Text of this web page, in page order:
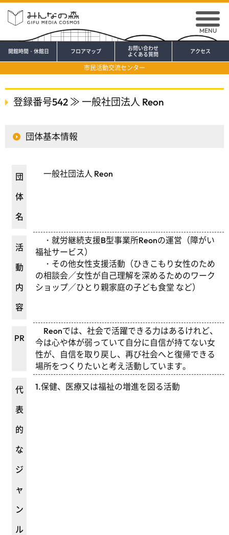
アクセス
開館時間・休館日 フロアマップ
お問い合わせ
よくある質問
市民活動交流センター
MENU
登録番号542 ≫ 一般社団法人 Reon
団体基本情報
団
体
名
一般社団法人 Reon
活
動
内
容
・就労継続支援B型事業所Reonの運営（障がい
福祉サービス）
・その他女性支援活動（ひきこもり女性のため
の相談会／女性が自己理解を深めるためのワーク
ショップ／ひとり親家庭の子ども食堂 など）
PR
Reonでは、社会で活躍できる力はあるけれど、
今は心や体が弱っていて自分に自信が持てない女
性が、自信を取り戻し、再び社会へと復帰できる
場所をつくりたいと考え活動しています。
代
表
的
な
ジ
ャ
ン
ル
1.保健、医療又は福祉の増進を図る活動